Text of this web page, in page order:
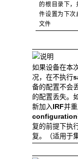
的根目录下，
件设置为下次
文件
如果设备在本
况，在不执行
备的配置不会
的配置丢失。
新加入IRF并
configuration
复的前提下执
复。（适用于